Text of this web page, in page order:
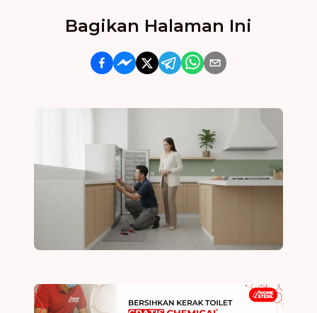
Bagikan Halaman Ini